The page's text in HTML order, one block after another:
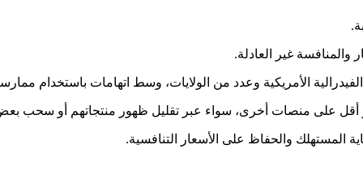
والمنافسة غير العادلة.
الأمريكية وعدد من الولايات، وسط اتهامات باستخدام
أقل على منصات أخرى، سواء عبر تقليل ظهور منتجاتهم أو سحب
المستهلك والحفاظ على الأسعار التنافسية.